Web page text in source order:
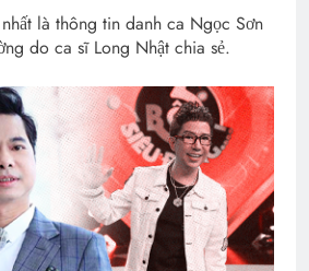
là thông tin danh ca Ngọc Sơn
do ca sĩ Long Nhật chia sẻ.